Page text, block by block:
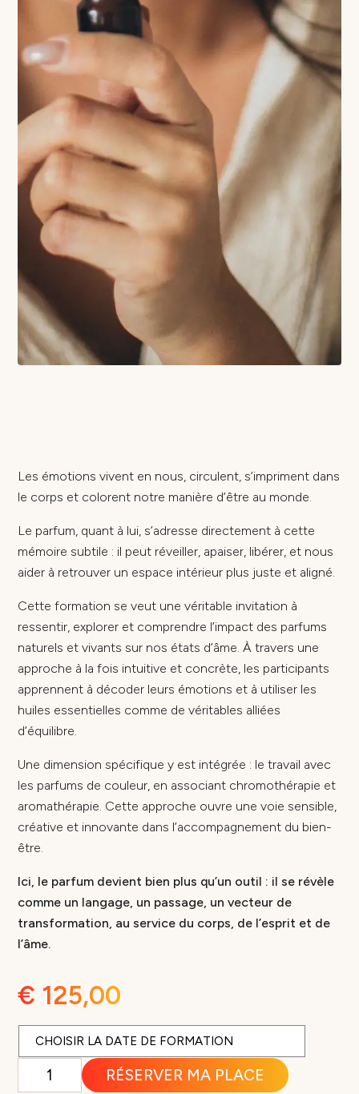
Les émotions vivent en nous, circulent, s’impriment dans
le corps et colorent notre manière d’être au monde.
Le parfum, quant à lui, s’adresse directement à cette
mémoire subtile : il peut réveiller, apaiser, libérer, et nous
aider à retrouver un espace intérieur plus juste et aligné.
Cette formation se veut une véritable invitation à
ressentir, explorer et comprendre l’impact des parfums
naturels et vivants sur nos états d’âme. À travers une
approche à la fois intuitive et concrète, les participants
apprennent à décoder leurs émotions et à utiliser les
huiles essentielles comme de véritables alliées
d’équilibre.
Une dimension spécifique y est intégrée : le travail avec
les parfums de couleur, en associant chromothérapie et
aromathérapie. Cette approche ouvre une voie sensible,
créative et innovante dans l’accompagnement du bien-
être.
Ici, le parfum devient bien plus qu’un outil : il se révèle
comme un langage, un passage, un vecteur de
transformation, au service du corps, de l’esprit et de
l’âme.
€ 125,00
RÉSERVER MA PLACE